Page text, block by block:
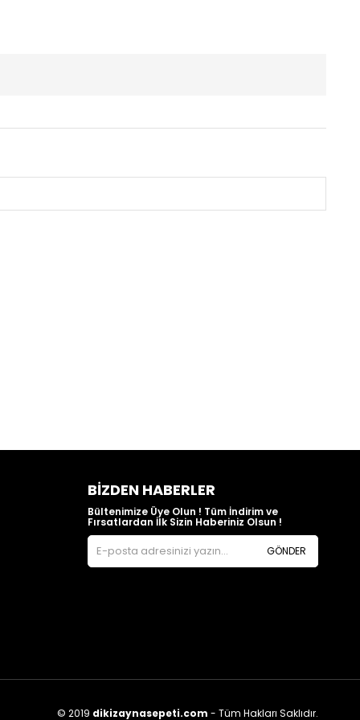
BIZDEN HABERLER
Bültenimize Üye Olun ! Tüm İndirim ve
Fırsatlardan İlk Sizin Haberiniz Olsun !
GÖNDER
© 2019 dikizaynasepeti.com - Tüm Hakları Saklıdır.